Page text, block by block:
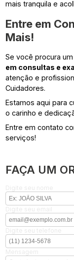
mais tranquila e
Entre em
Mais!
Se você procura
em consultas e
atenção e
Cuidadores.
Estamos aqui para
o carinho e
Entre em contato
serviços!
FAÇA UM